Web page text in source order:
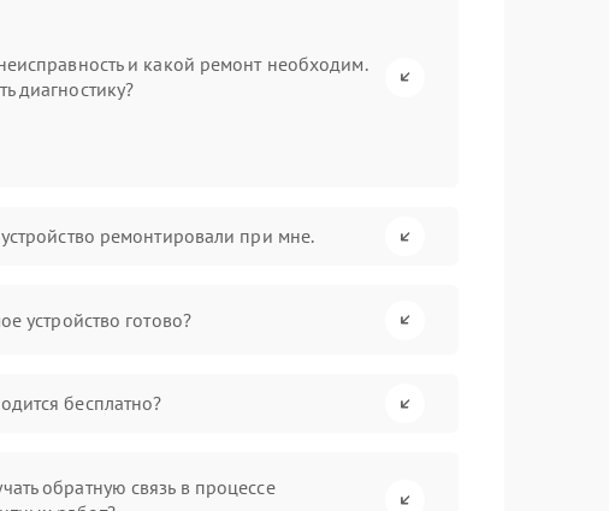
и какой ремонт необходим.
диагностику?
ремонтировали при мне.
устройство готово?
бесплатно?
обратную связь в процессе